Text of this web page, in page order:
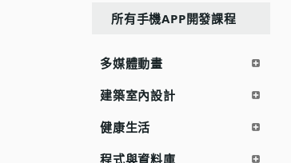
網頁設計
語言學習
辦公室應用
所有手機APP開發課程
多媒體動畫
建築室內設計
健康生活
程式與資料庫